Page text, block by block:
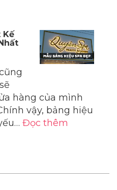
Kế
hàng của mình
vậy, bảng hiệu
Đọc thêm